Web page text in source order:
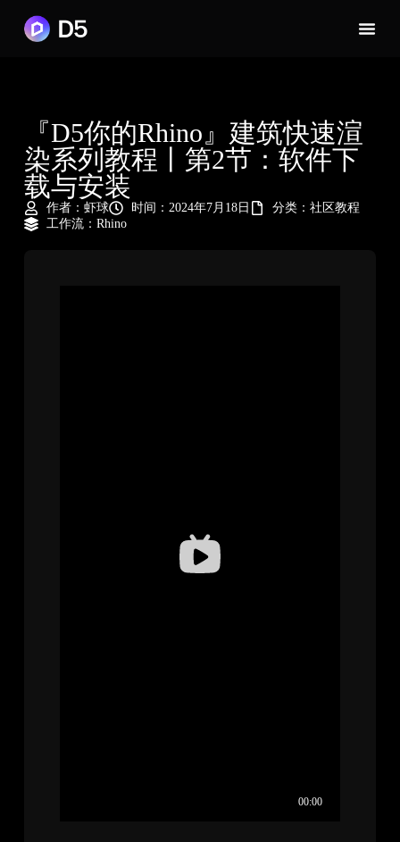
『D5你的Rhino』建筑快速渲
染系列教程丨第2节：软件下
载与安装
作者： 虾球 时间：2024年7月18日 分类： 社区教程
工作流： Rhino